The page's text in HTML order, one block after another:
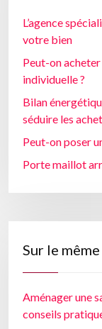
L’agence
votre bien
Peut-on
individuelle ?
Bilan
séduire les
Peut-on poser
Porte maillot
Sur le
Aménager une
conseils